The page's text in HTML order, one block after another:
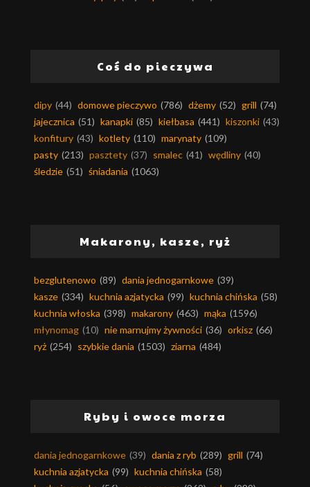
Coś do pieczywa
dipy (44) domowe pieczywo (786) dżemy (52) grill (74)
jajecznica (51) kanapki (85) kiełbasa (441) kiszonki (43)
konfitury (43) kotlety (110) marynaty (109)
pasty (213) pasztety (37) smalec (41) wędliny (40)
śledzie (51) śniadania (1063)
Makarony, kasze, ryż
bezglutenowo (89) dania jednogarnkowe (39)
kasze (334) kuchnia azjatycka (99) kuchnia chińska (58)
kuchnia włoska (398) makarony (463) mąka (1596)
młynomag (10) nie marnujmy żywności (36) orkisz (66)
ryż (254) szybkie dania (1503) ziarna (484)
Ryby i owoce morza
dania jednogarnkowe (39) dania z ryb (289) grill (74)
kuchnia azjatycka (99) kuchnia chińska (58)